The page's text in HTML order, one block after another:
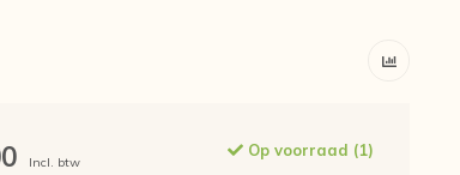
Incl. btw
Op voorraad (1)